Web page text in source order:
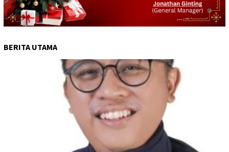
BERITA UTAMA